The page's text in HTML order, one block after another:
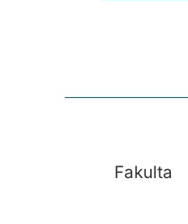
Fakulta